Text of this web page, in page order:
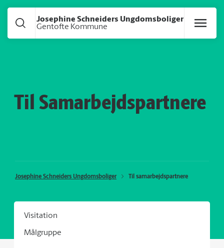
Josephine Schneiders Ungdomsboliger
Gentofte Kommune
Til Samarbejdspartnere
Josephine Schneiders Ungdomsboliger Til samarbejdspartnere
Visitation
Målgruppe